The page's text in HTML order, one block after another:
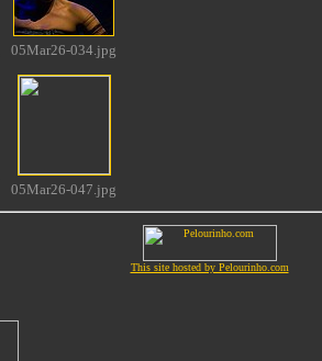
05Mar26-034.jpg
05Mar26-047.jpg
This site hosted by Pelourinho.com